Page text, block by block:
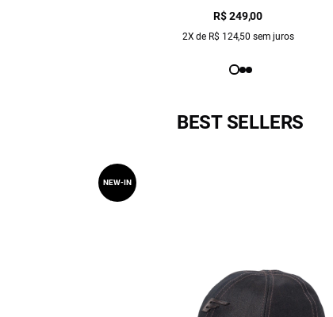
R$ 249,00
2X de R$ 124,50 sem juros
BEST SELLERS
NEW-IN